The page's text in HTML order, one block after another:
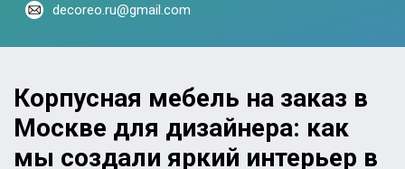
decoreo.ru@gmail.com
Корпусная мебель на заказ в
Москве для дизайнера: как
мы создали яркий интерьер в